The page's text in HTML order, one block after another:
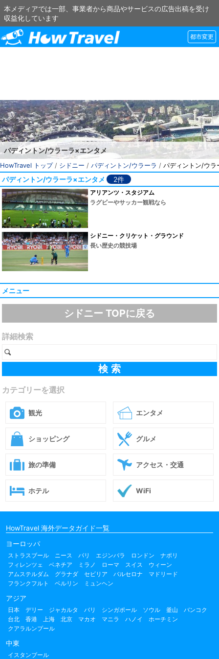
本メディアでは一部、事業者から商品やサービスの広告出稿を受け
収益化しています
都市変更
パディントン/ウラーラ×エンタメ
HowTravel トップ/ シドニー / パディントン/ウラーラ / パディントン/ウラ
パディントン/ウラーラ×エンタメ 2件
アリアンツ・スタジアム
ラグビーやサッカー観戦なら
シドニー・クリケット・グラウンド
長い歴史の競技場
メニュー
シドニー TOPに戻る
詳細検索
カテゴリーを選択
観光 エンタメ
ショッピング グルメ
旅の準備 アクセス・交通
ホテル WiFi
HowTravel 海外データガイド一覧
ヨーロッパ
ストラスブール ニース パリ エジンバラ ロンドン
ナポリ
フィレンツェ
ベネチア ミラノ ローマ スイス
ウィーン
アムステルダム
グラナダ セビリア バルセロナ
マドリード
フランクフルト
ベルリン ミュンヘン
アジア
日本 デリー ジャカルタ バリ シンガポール ソウル 釜山
バンコク
台北
香港 上海 北京 マカオ マニラ ハノイ
ホーチミン
クアラルンプール
中東
イスタンブール